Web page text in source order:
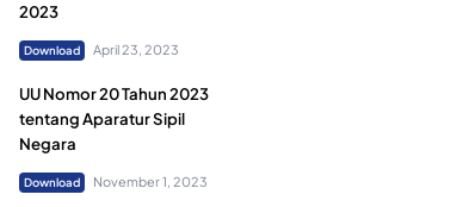
2023
Download April 23, 2023
UU Nomor 20 Tahun 2023
tentang Aparatur Sipil
Negara
Download November 1, 2023